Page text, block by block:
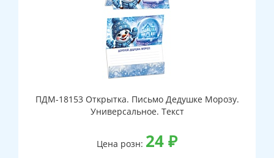
ПДМ-18153 Открытка. Письмо Дедушке Морозу.
Универсальное. Текст
Цена розн: 24₽